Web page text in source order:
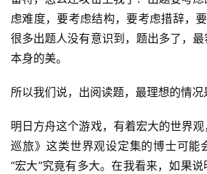
虑难度，要考虑结构，要考虑措辞，
很多出题人没有意识到，题出多了，
本身的美。
所以我们说，出阅读题，最理想的情况
明日方舟这个游戏，有着宏大的世界
巡旅》这类世界观设定集的博士可能
“宏大”究竟有多大。在我看来，如果